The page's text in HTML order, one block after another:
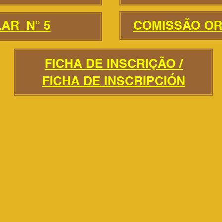
N° 5 COMISSÃO
FICHA DE INSCRIÇÃO /
FICHA DE INSCRIPCIÓN